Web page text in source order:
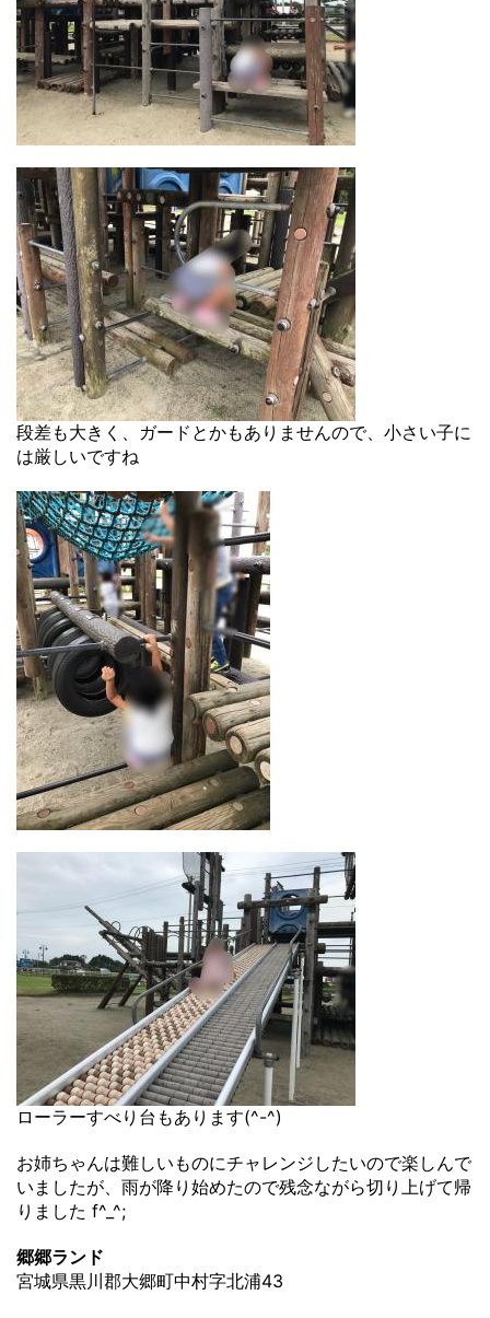
段差も大きく、ガードとかもありませんので、小さい子に
は厳しいですね
ローラーすべり台もあります(^-^)
お姉ちゃんは難しいものにチャレンジしたいので楽しんで
いましたが、雨が降り始めたので残念ながら切り上げて帰
りました f^_^;
郷郷ランド
宮城県黒川郡大郷町中村字北浦43